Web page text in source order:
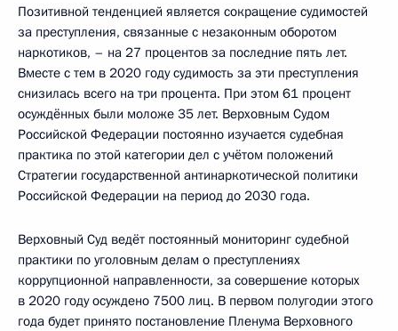
Позитивной тенденцией является сокращение судимостей
за преступления, связанные с незаконным оборотом
наркотиков, – на 27 процентов за последние пять лет.
Вместе с тем в 2020 году судимость за эти преступления
снизилась всего на три процента. При этом 61 процент
осуждённых были моложе 35 лет. Верховным Судом
Российской Федерации постоянно изучается судебная
практика по этой категории дел с учётом положений
Стратегии государственной антинаркотической политики
Российской Федерации на период до 2030 года.
Верховный Суд ведёт постоянный мониторинг судебной
практики по уголовным делам о преступлениях
коррупционной направленности, за совершение которых
в 2020 году осуждено 7500 лиц. В первом полугодии этого
года будет принято постановление Пленума Верховного